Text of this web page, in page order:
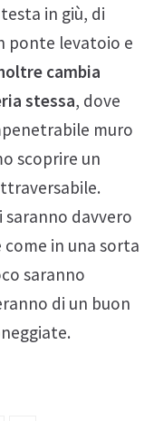
in giù, di
ponte levatoio e
cambia
stessa, dove
muro
scoprire un
saranno davvero
in una sorta
saranno
di un buon